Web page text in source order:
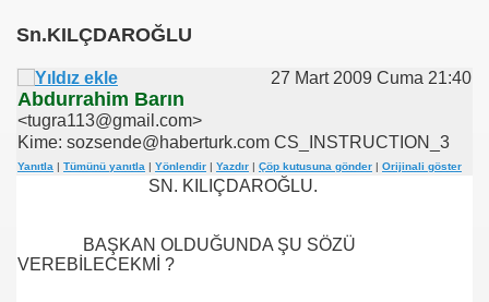
Sn.KILÇDAROĞLU
Abdurrahim Barın
<tugra113@gmail.com>
27 Mart 2009 Cuma 21:40
Kime: sozsende@haberturk.com CS_INSTRUCTION_3
Yanıtla | Tümünü yanıtla | Yönlendir | Yazdır | Çöp kutusuna gönder | Orijinali göster
SN. KILIÇDAROĞLU.
BAŞKAN OLDUĞUNDA ŞU SÖZÜ
VEREBİLECEKMİ ?
TOPKAR
Ne Yapar---